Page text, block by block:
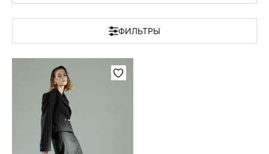
ФИЛЬТРЫ
несколько
вариаций.
Опции
можно
выбрать